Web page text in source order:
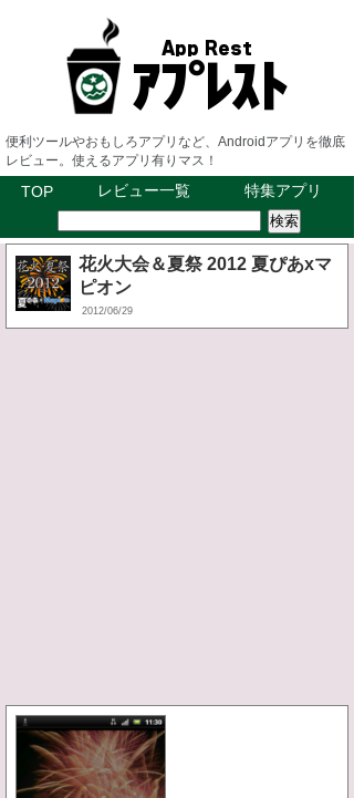
便利ツールやおもしろアプリなど、Androidアプリを徹底
レビュー。使えるアプリ有りマス！
TOP レビュー一覧 特集アプリ
花火大会＆夏祭 2012 夏ぴあxマ
ピオン
2012/06/29